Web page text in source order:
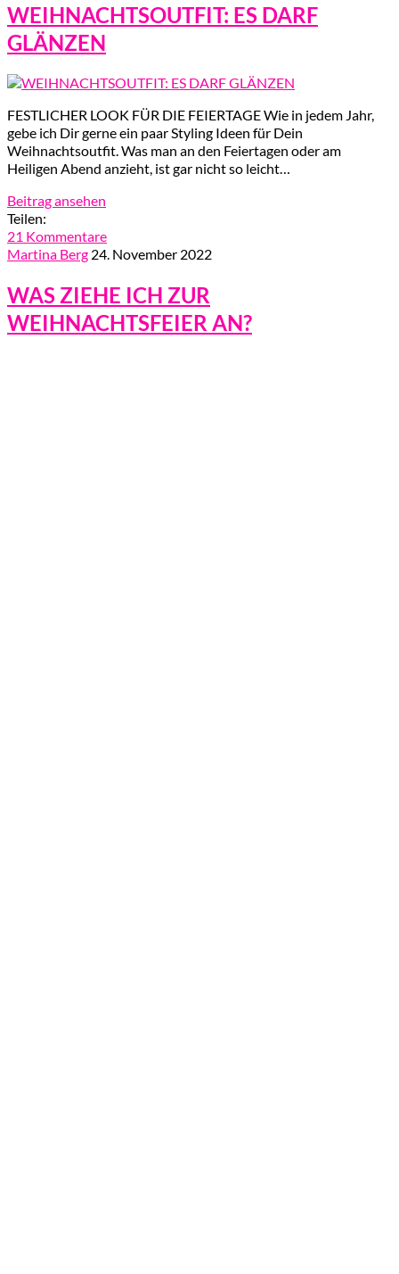
WEIHNACHTSOUTFIT: ES DARF
GLÄNZEN
FESTLICHER LOOK FÜR DIE FEIERTAGE Wie in jedem Jahr,
gebe ich Dir gerne ein paar Styling Ideen für Dein
Weihnachtsoutfit. Was man an den Feiertagen oder am
Heiligen Abend anzieht, ist gar nicht so leicht…
Beitrag ansehen
Teilen:
21 Kommentare
Martina Berg 24. November 2022
WAS ZIEHE ICH ZUR
WEIHNACHTSFEIER AN?